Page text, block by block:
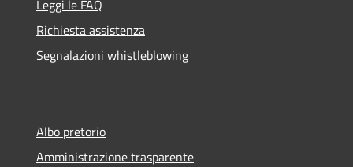
Leggi le FAQ
Richiesta assistenza
Segnalazioni whistleblowing
Albo pretorio
Amministrazione trasparente